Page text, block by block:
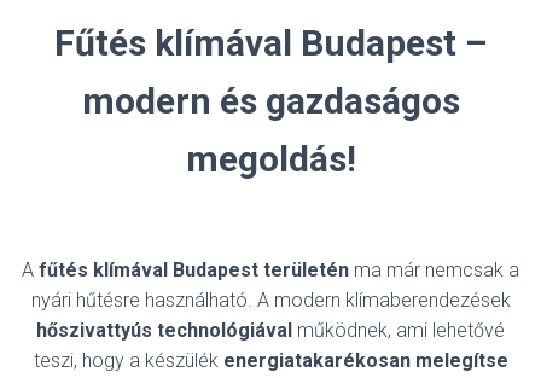
S
A
Fűtés klímával Budapest –
modern és gazdaságos
megoldás!
A fűtés klímával Budapest területén ma már nemcsak a
nyári hűtésre használható. A modern klímaberendezések
hőszivattyús technológiával működnek, ami lehetővé
teszi, hogy a készülék energiatakarékosan melegítse